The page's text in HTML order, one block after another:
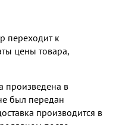
переходит к
цены товара,
произведена в
был передан
производится в